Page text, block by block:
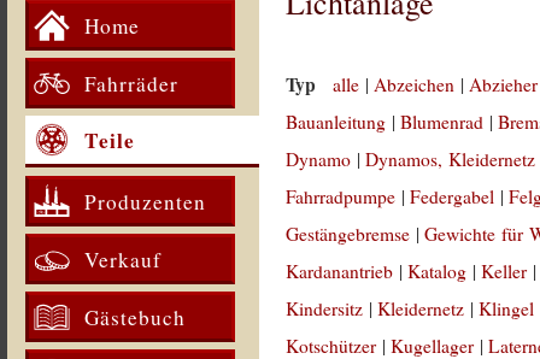
Home
Fahrräder
Teile
Produzenten
Verkauf
Gästebuch
Typ alle |Abzeichen |
Bauanleitung |Blumenrad |
Dynamo |Dynamos, Kleidernetz
Fahrradpumpe |Federgabel |
Gestängebremse |Gewichte für
Kardanantrieb |Katalog |Keller
Kindersitz |Kleidernetz |Klingel
Kotschützer |Kugellager |